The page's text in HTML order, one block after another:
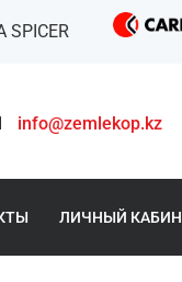
SPICER
info@zemlekop.kz
ЛИЧНЫЙ